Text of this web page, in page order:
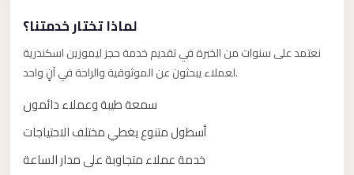
لماذا تختار خدمتنا؟
نعتمد على سنوات من الخبرة في تقديم خدمة حجز ليموزين اسكندرية
لعملاء يبحثون عن الموثوقية والراحة في آنٍ واحد.
سمعة طيبة وعملاء دائمون
أسطول متنوع يغطي مختلف الاحتياجات
خدمة عملاء متجاوبة على مدار الساعة
Airport
Transfer
from
Cairo
Airport
Alexandria